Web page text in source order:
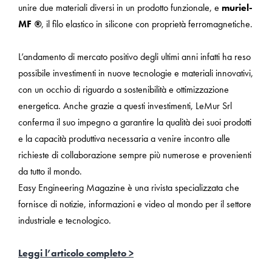
unire due materiali diversi in un prodotto funzionale, e muriel-
MF ®, il filo elastico in silicone con proprietà ferromagnetiche.
L’andamento di mercato positivo degli ultimi anni infatti ha reso
possibile investimenti in nuove tecnologie e materiali innovativi,
con un occhio di riguardo a sostenibilità e ottimizzazione
energetica. Anche grazie a questi investimenti, LeMur Srl
conferma il suo impegno a garantire la qualità dei suoi prodotti
e la capacità produttiva necessaria a venire incontro alle
richieste di collaborazione sempre più numerose e provenienti
da tutto il mondo.
Easy Engineering Magazine è una rivista specializzata che
fornisce di notizie, informazioni e video al mondo per il settore
industriale e tecnologico.
Leggi l’articolo completo >